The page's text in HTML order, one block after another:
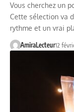
Vous cherchez un
Cette sélection va
rythme et un vrai
AmiraLecteur12